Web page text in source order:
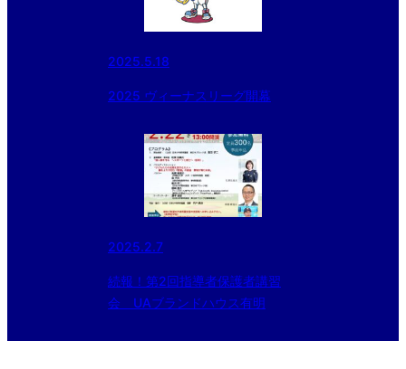
2025.5.18
2025 ヴィーナスリーグ開幕
2025.2.7
続報！第2回指導者保護者講習
会 UAブランドハウス有明